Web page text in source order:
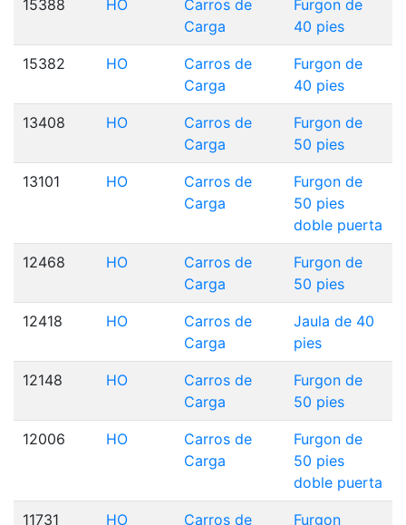
15388 HO
Carros de
Carga
Furgon de
40 pies
15382 HO
Carros de
Carga
Furgon de
40 pies
13408 HO
Carros de
Carga
Furgon de
50 pies
13101 HO
Carros de
Carga
Furgon de
50 pies
doble puerta
12468 HO
Carros de
Carga
Furgon de
50 pies
12418 HO
Carros de
Carga
Jaula de 40
pies
12148 HO
Carros de
Carga
Furgon de
50 pies
12006 HO
Carros de
Carga
Furgon de
50 pies
doble puerta
11731 HO
Carros de
Furgon